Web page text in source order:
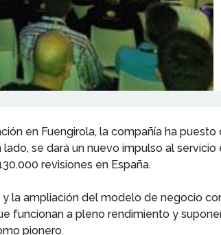
en Fuengirola, la compañía ha
se dará un nuevo impulso al
revisiones en España.
la ampliación del modelo de negocio
funcionan a pleno rendimiento y
pionero.